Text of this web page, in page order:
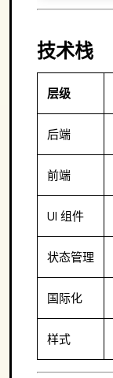
技术栈
层级
后端
前端
UI 组件
状态管理
国际化
样式